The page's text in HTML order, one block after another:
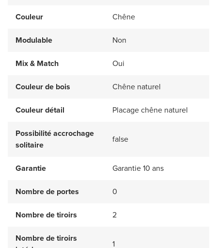
Couleur Chêne
Modulable Non
Mix & Match Oui
Couleur de bois Chêne naturel
Couleur détail Placage chêne naturel
Possibilité accrochage
solitaire
false
Garantie Garantie 10 ans
Nombre de portes 0
Nombre de tiroirs 2
Nombre de tiroirs
1